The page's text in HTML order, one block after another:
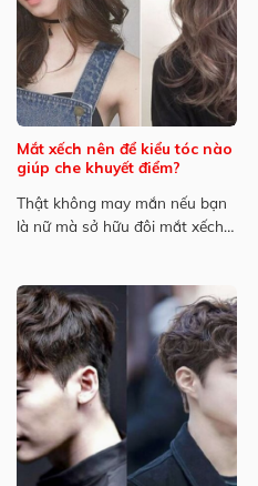
Mắt xếch nên để kiểu tóc nào
giúp che khuyết điểm?
Thật không may mắn nếu bạn
là nữ mà sở hữu đôi mắt xếch